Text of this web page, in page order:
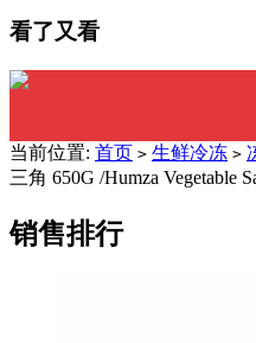
看了又看
当前位置: 首页 > 生鲜冷冻 >
三角 650G /Humza Vegetable
销售排行